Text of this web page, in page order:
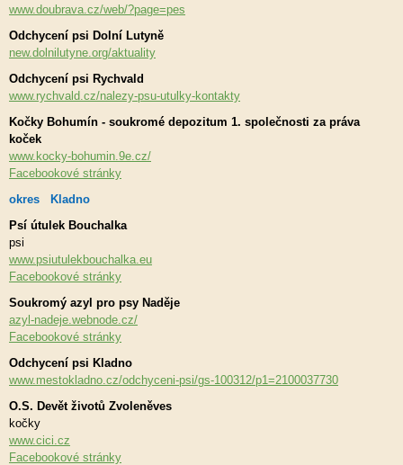
www.doubrava.cz/web/?page=pes
Odchycení psi Dolní Lutyně
new.dolnilutyne.org/aktuality
Odchycení psi Rychvald
www.rychvald.cz/nalezy-psu-utulky-kontakty
Kočky Bohumín - soukromé depozitum 1. společnosti za práva
koček
www.kocky-bohumin.9e.cz/
Facebookové stránky
okres Kladno
Psí útulek Bouchalka
psi
www.psiutulekbouchalka.eu
Facebookové stránky
Soukromý azyl pro psy Naděje
azyl-nadeje.webnode.cz/
Facebookové stránky
Odchycení psi Kladno
www.mestokladno.cz/odchyceni-psi/gs-100312/p1=2100037730
O.S. Devět životů Zvoleněves
kočky
www.cici.cz
Facebookové stránky